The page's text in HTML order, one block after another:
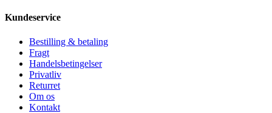
Kundeservice
Bestilling & betaling
Fragt
Handelsbetingelser
Privatliv
Returret
Om os
Kontakt